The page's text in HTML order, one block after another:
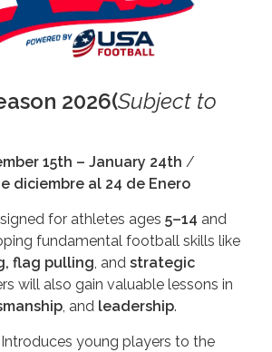
2026(Subject to
15th – January 24th /
diciembre al 24 de Enero
for athletes ages 5–14 and
fundamental football skills like
flag pulling, and strategic
will also gain valuable lessons in
, and leadership.
Introduces young players to the